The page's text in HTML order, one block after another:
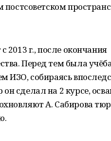
2013 г., после окончания
Перед тем была
ИЗО, собираясь
сделал на 2 курсе,
А. Сабирова